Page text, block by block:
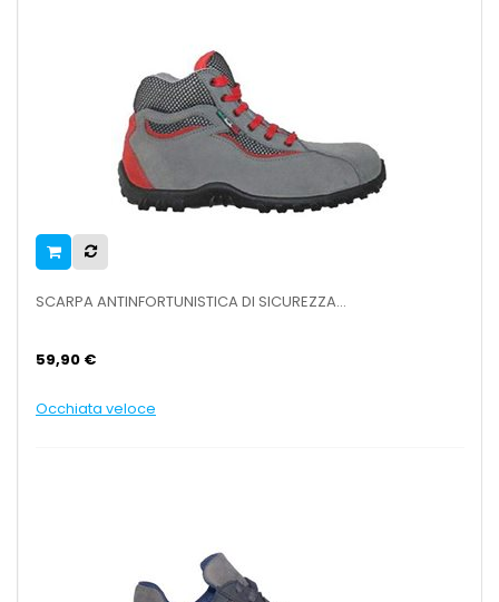
SCARPA ANTINFORTUNISTICA DI SICUREZZA...
59,90 €
Occhiata veloce